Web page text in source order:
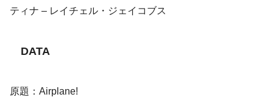
ティナ – レイチェル・ジェイコブス
DATA
原題：Airplane!